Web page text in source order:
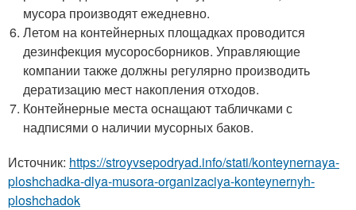
мусора производят ежедневно.
Летом на контейнерных площадках проводится
дезинфекция мусоросборников. Управляющие
компании также должны регулярно производить
дератизацию мест накопления отходов.
Контейнерные места оснащают табличками с
надписями о наличии мусорных баков.
Источник: https://stroyvsepodryad.info/stati/konteynernaya-
ploshchadka-dlya-musora-organizaciya-konteynernyh-
ploshchadok